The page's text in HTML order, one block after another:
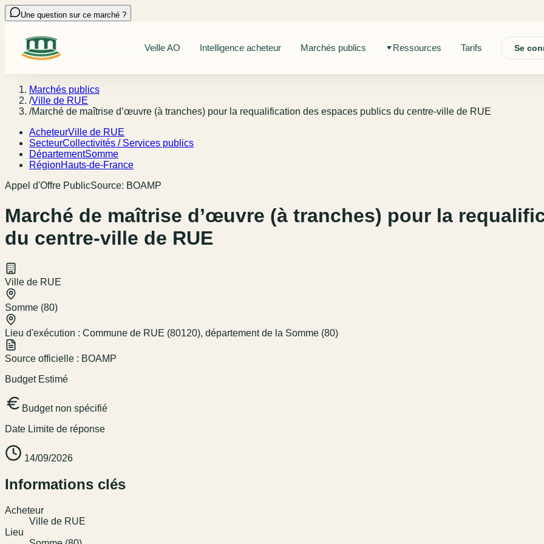
Une question sur ce marché ?
Veille AO Intelligence acheteur Marchés publics Ressources Tarifs Se
Marchés publics
/Ville de RUE
/Marché de maîtrise d’œuvre (à tranches) pour la requalification des espaces publics du centre-ville de RUE
AcheteurVille de RUE
SecteurCollectivités / Services publics
DépartementSomme
RégionHauts-de-France
Appel d'Offre PublicSource: BOAMP
Marché de maîtrise d’œuvre (à tranches) pour la
du centre-ville de RUE
Ville de RUE
Somme (80)
Lieu d'exécution : Commune de RUE (80120), département de la Somme (80)
Source officielle : BOAMP
Budget Estimé
Budget non spécifié
Date Limite de réponse
14/09/2026
Informations clés
Acheteur
Ville de RUE
Lieu